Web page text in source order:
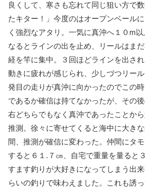
良くして、寒さも忘れて同じ狙い方で
たキター！」今度のはオープンベール
く強烈なアタリ。一気に真沖へ１０m
なるとラインの出を止め、リールはま
経を竿に集中。３回ほどラインを出さ
動きに疲れが感じられ、少しづつリー
発目の走りが真沖に向かったのでこの
であるか確信は持てなかったが、その
右どちらでもなく真沖であったことか
推測。徐々に寄せてくると海中に大き
間、推測が確信に変わった。仲間にタ
すると６１.７㎝、自宅で重量を量ると
すます釣りが大好きになってしまう出
らいの釣りで味わえました。これも誘